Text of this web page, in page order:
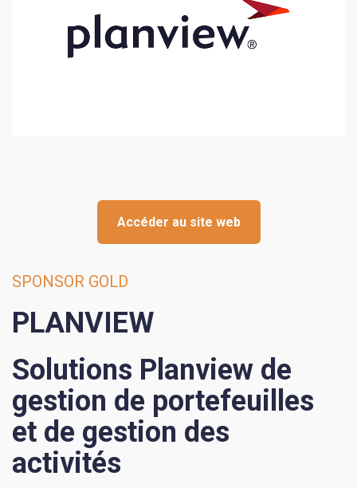
Accéder au site web
SPONSOR GOLD
PLANVIEW
Solutions Planview de
gestion de portefeuilles
et de gestion des
activités